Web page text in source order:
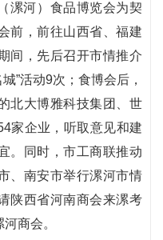
漯河）食品博览会为契
前，前往山西省、福建
间，先后召开市情推介
”活动9次；食博会后，
北大博雅科技集团、世
家企业，听取意见和建
。同时，市工商联推动
、南安市举行漯河市情
陕西省河南商会来漯考
商会。